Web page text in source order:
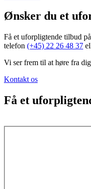
Ønsker du et
Få et uforpligtende tilbud
telefon (+45) 22 26 48 37
Vi ser frem til at høre fra
Kontakt os
Få et